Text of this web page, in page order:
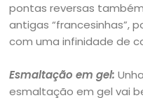
pontas reversas
antigas “francesinhas”,
com uma infinidade de
Esmaltação em gel:
esmaltação em gel vai